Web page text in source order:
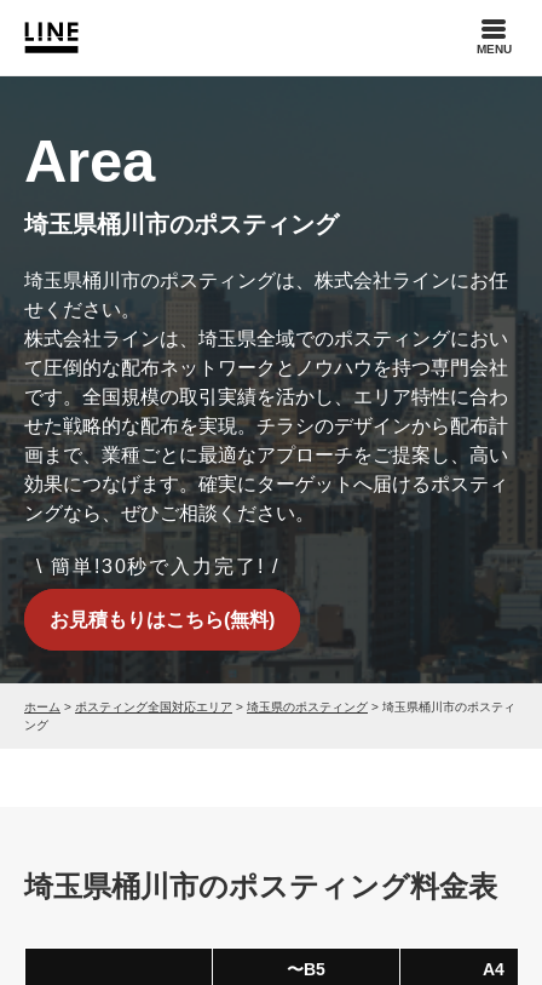
MENU
Area
埼玉県桶川市のポスティング
埼玉県桶川市のポスティングは、株式会社ラインにお任
せください。
株式会社ラインは、埼玉県全域でのポスティングにおい
て圧倒的な配布ネットワークとノウハウを持つ専門会社
です。全国規模の取引実績を活かし、エリア特性に合わ
せた戦略的な配布を実現。チラシのデザインから配布計
画まで、業種ごとに最適なアプローチをご提案し、高い
効果につなげます。確実にターゲットへ届けるポスティ
ングなら、ぜひご相談ください。
\ 簡単!30秒で入力完了! /
お見積もりはこちら(無料)
ホーム > ポスティング全国対応エリア > 埼玉県のポスティング > 埼玉県桶川市のポスティ
ング
埼玉県桶川市のポスティング料金表
〜B5 A4